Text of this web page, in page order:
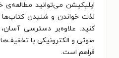
اپلیکیشن می‌توانید
لذت خواندن و شنیدن
کنید. علاوه‌بر دسترسی
صوتی و الکترونیکی با
فراهم است.